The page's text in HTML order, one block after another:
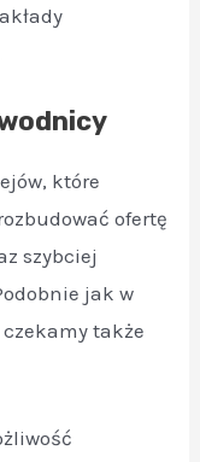
które
ofertę
szybciej
jak w
także